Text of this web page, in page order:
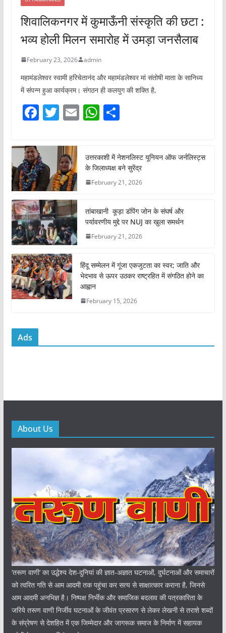
शिवालिकनगर में कुमाऊँनी संस्कृति की छटा :
भव्य होली मिलन समारोह में उमड़ा जनसैलाब
February 23, 2026 admin
महामंडलेश्वर स्वामी हरिचेतानंद और महामंडलेश्वर मां संतोषी माता के सानिध्य
में संपन्न हुआ कार्यक्रम। संगठन ही कलयुग की शक्ति है,
F
a
c
e
b
o
o
k
T
w
itt
er
E
m
W
h
s
A
p
S
e
उत्तरकाशी में नेशनलिस्ट यूनियन ऑफ जर्नलिस्ट्स
के जिलाध्यक्ष बने सुरेंद्र
February 21, 2026
तांबाखानी कूड़ा डंपिंग जोन के संघर्ष और
पर्यावरणीय मुद्दे पर NUJ का खुला समर्थन
February 21, 2026
हिंदू सम्मेलन में गूंजा एकजुटता का स्वर; जाति और
भेदभाव से ऊपर उठकर राष्ट्रहित में संगठित होने का
आह्वान
February 15, 2026
Ads
About Us
‘तरूण वाणी‘ का उद्धेश्य देश-दुनियां की ज्ञात-अज्ञात घटनाओं, दुर्घटनाओं और समाचारों
को त्वरित गति से आम आदमी तक पहुंचा कर सत्य से साक्षात्कार कराना है, जिनसे
आम आदमी अनभिज्ञ है। निष्पक्ष निर्भीक और समाजिक बदलाव की पत्रकारिता के
जरिये तरूण वाणी निर्जीव घटनाओं के जीवंत प्रसारण से लेकर लेखनी से तराशे शब्दों
के संप्रेषण से देशहित में एक जिम्मेदार और जागरूक समाज के निर्माण में सहायक